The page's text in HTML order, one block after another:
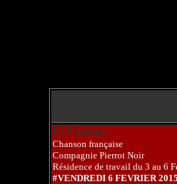
Et Caetera
Chanson française
Compagnie Pierrot Noir
Résidence de travail du 3 au 6
#VENDREDI 6 FEVRIER